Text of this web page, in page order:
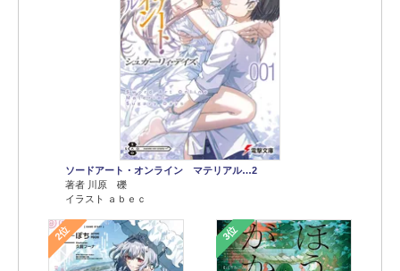
ソードアート・オンライン マテリアル…2
著者 川原 礫
イラスト ａｂｅｃ
2位 3位